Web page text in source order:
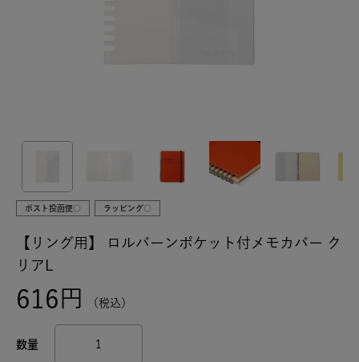
ポスト投函便○ ラッピング○
【リング用】
ロルバーンポケット付メモカバー ク
リアL
616 税込